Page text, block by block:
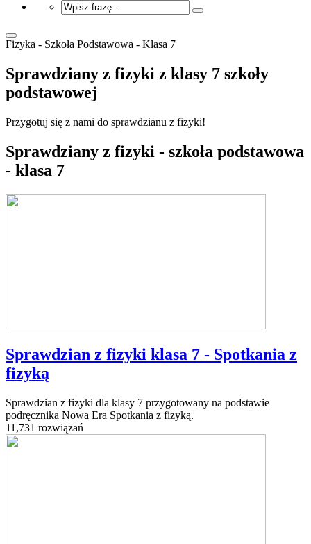
Fizyka - Szkoła Podstawowa - Klasa 7
Sprawdziany z fizyki z klasy 7 szkoły
podstawowej
Przygotuj się z nami do sprawdzianu z fizyki!
Sprawdziany z fizyki - szkoła podstawowa
- klasa 7
Sprawdzian z fizyki klasa 7 - Spotkania z
fizyką
Sprawdzian z fizyki dla klasy 7 przygotowany na podstawie
podręcznika Nowa Era Spotkania z fizyką.
11,731 rozwiązań